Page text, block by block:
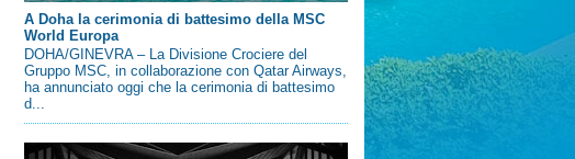
A Doha la cerimonia di battesimo della MSC
World Europa
DOHA/GINEVRA – La Divisione Crociere del
Gruppo MSC, in collaborazione con Qatar Airways,
ha annunciato oggi che la cerimonia di battesimo
d...